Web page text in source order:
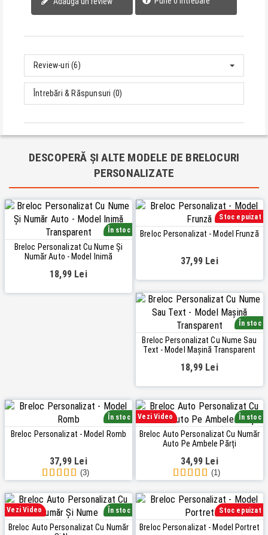
Review-uri (6)
Întrebări & Răspunsuri (0)
DESCOPERĂ ȘI ALTE MODELE DE BRELOCURI
PERSONALIZATE
În stoc
Breloc Personalizat Cu Nume Și
Număr Auto - Model Inimă
18,99 Lei
Stoc epuizat
Breloc Personalizat - Model Frunză
37,99 Lei
În stoc
Breloc Personalizat Cu Nume Sau
Text - Model Mașină Transparent
18,99 Lei
În stoc
Breloc Personalizat - Model Romb
37,99 Lei
(3)
În stoc
Vezi Video
Breloc Auto Personalizat Cu Număr
Auto Pe Ambele Părți
34,99 Lei
(1)
În stoc
Vezi Video
Breloc Auto Personalizat Cu Număr
Stoc epuizat
Breloc Personalizat - Model Portret